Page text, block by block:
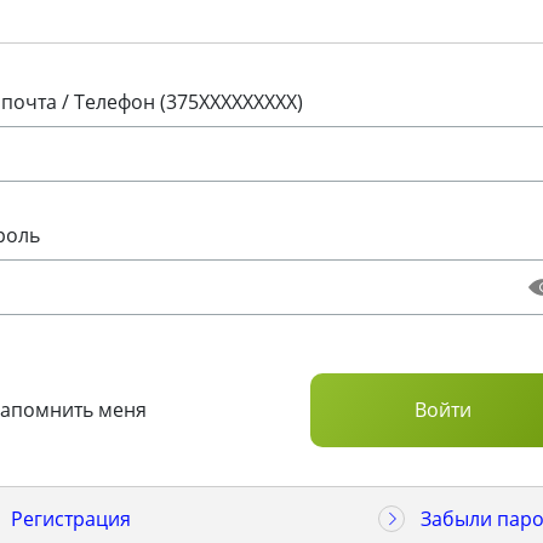
/ Телефон (375XXXXXXXXX)
меня
Регистрация Забыли